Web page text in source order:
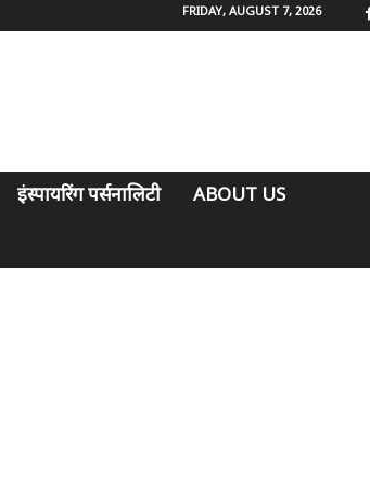
FRIDAY, AUGUST 7, 2026
इंस्पायरिंग पर्सनालिटी
ABOUT US